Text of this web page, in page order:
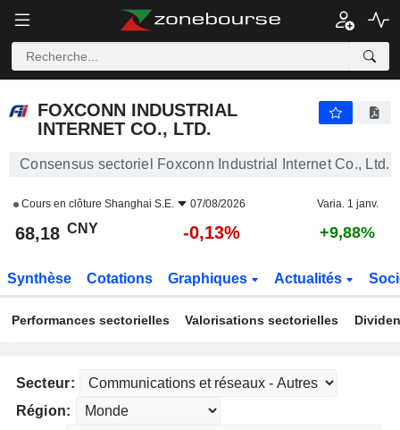
FOXCONN INDUSTRIAL
INTERNET CO., LTD.
Consensus sectoriel Foxconn Industrial Internet Co., Ltd.
Cours en clôture Shanghai S.E. 07/08/2026 Varia. 1 janv.
68,18 CNY -0,13% +9,88%
Synthèse Cotations Graphiques Actualités
Performances sectorielles Valorisations sectorielles
Secteur:
Région: